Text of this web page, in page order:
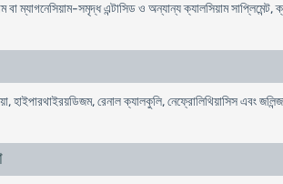
বা ম্যাগনেসিয়াম-সমৃদ্ধ এন্টাসিড ও অন্যান্য ক্যালসিয়াম
হাইপারথাইরয়ডিজম, রেনাল ক্যালকুলি, নেফ্রোলিথিয়াসিস এবং